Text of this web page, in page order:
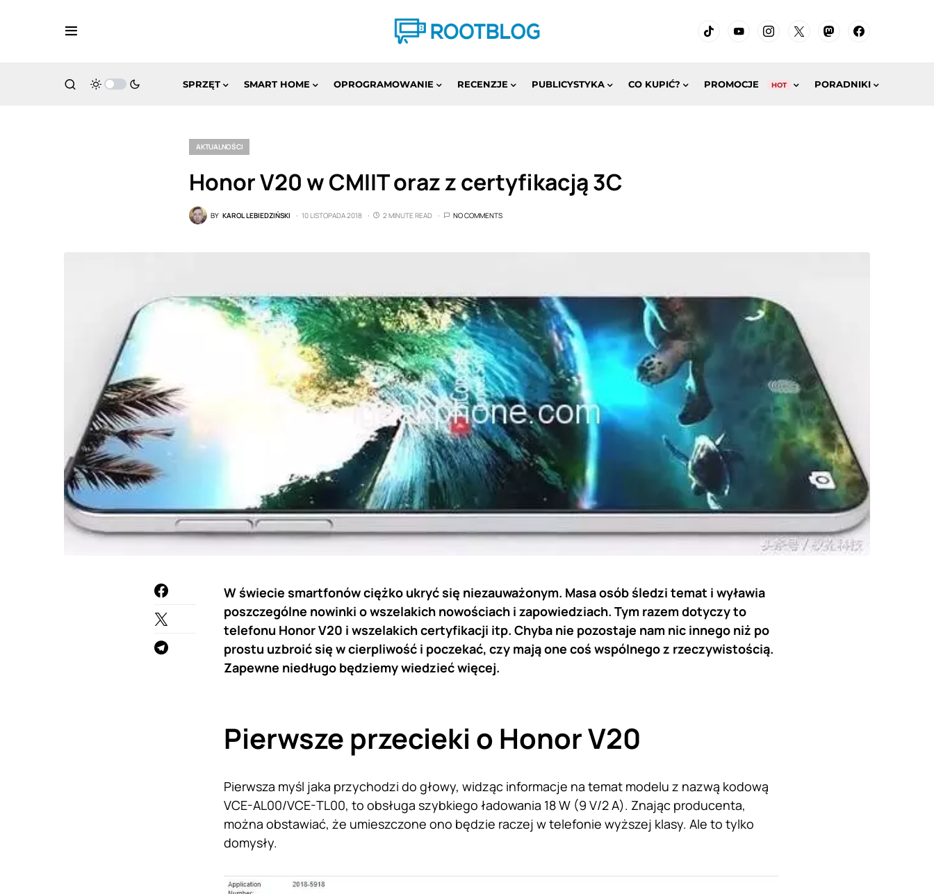
SPRZĘT SMART HOME OPROGRAMOWANIE RECENZJE PUBLICYSTYKA CO KUPIĆ? PROMOCJE HOT PORADNIKI
AKTUALNOŚCI
Honor V20 w CMIIT oraz z certyfikacją 3C
BY KAROL LEBIEDZIŃSKI 10 LISTOPADA 2018 2 MINUTE READ NO COMMENTS
W świecie smartfonów ciężko ukryć się niezauważonym. Masa osób śledzi temat i wyławia
poszczególne nowinki o wszelakich nowościach i zapowiedziach. Tym razem dotyczy to
telefonu Honor V20 i wszelakich certyfikacji itp. Chyba nie pozostaje nam nic innego niż po
prostu uzbroić się w cierpliwość i poczekać, czy mają one coś wspólnego z rzeczywistością.
Zapewne niedługo będziemy wiedzieć więcej.
Pierwsze przecieki o Honor V20
Pierwsza myśl jaka przychodzi do głowy, widząc informacje na temat modelu z nazwą kodową
VCE-AL00/VCE-TL00, to obsługa szybkiego ładowania 18 W (9 V/2 A). Znając producenta,
można obstawiać, że umieszczone ono będzie raczej w telefonie wyższej klasy. Ale to tylko
domysły.